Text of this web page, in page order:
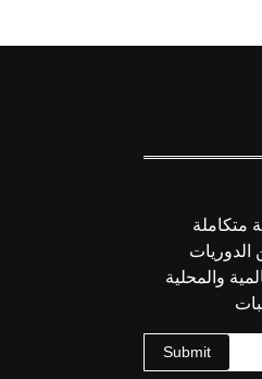
متكاملة
الدوريات
والمحلية
Submit